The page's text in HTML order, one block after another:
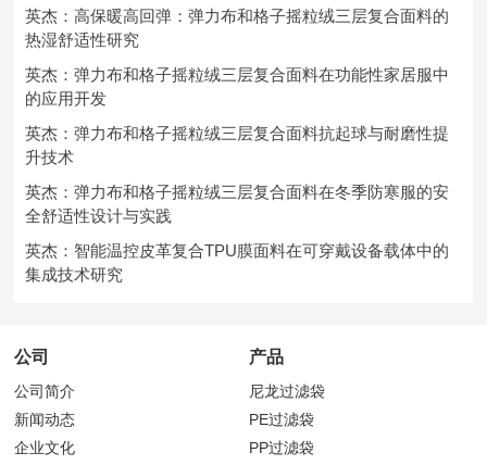
英杰：高保暖高回弹：弹力布和格子摇粒绒三层复合面料的
热湿舒适性研究
英杰：弹力布和格子摇粒绒三层复合面料在功能性家居服中
的应用开发
英杰：弹力布和格子摇粒绒三层复合面料抗起球与耐磨性提
升技术
英杰：弹力布和格子摇粒绒三层复合面料在冬季防寒服的安
全舒适性设计与实践
英杰：智能温控皮革复合TPU膜面料在可穿戴设备载体中的
集成技术研究
公司
公司简介
新闻动态
企业文化
产品
尼龙过滤袋
PE过滤袋
PP过滤袋